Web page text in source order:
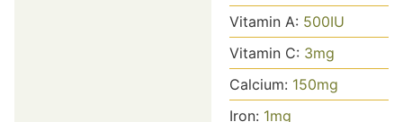
Vitamin A: 500IU
Vitamin C: 3mg
Calcium: 150mg
Iron: 1mg